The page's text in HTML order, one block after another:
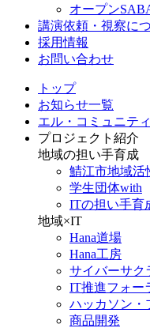
オープン
講演依頼・視察に
採用情報
お問い合わせ
トップ
お知らせ一覧
エル・コミュニテ
プロジェクト紹介
地域の担い手育成
鯖江市地域活
学生団体with
ITの担い手育
地域×IT
Hana道場
Hana工房
サイバーサク
IT推進フォー
ハッカソン・
商品開発